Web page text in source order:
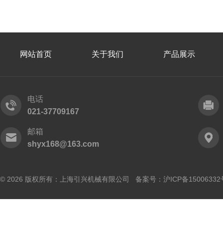
网站首页 关于我们 产品展示
电话
021-37709167
邮箱
shyx168@163.com
© 2026 版权所有：上海引兴机械有限公司 备案号： 沪ICP备15006332